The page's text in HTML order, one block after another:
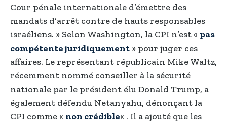
Cour pénale internationale d’émettre des
mandats d’arrêt contre de hauts responsables
israéliens. » Selon Washington, la CPI n’est « pas
compétente juridiquement » pour juger ces
affaires. Le représentant républicain Mike Waltz,
récemment nommé conseiller à la sécurité
nationale par le président élu Donald Trump, a
également défendu Netanyahu, dénonçant la
CPI comme « non crédible« . Il a ajouté que les